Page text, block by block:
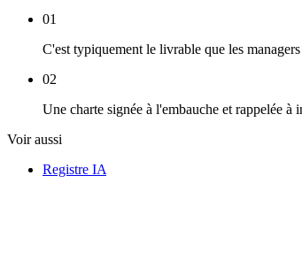
01
C'est typiquement le livrable que les
02
Une charte signée à l'embauche et rappelée
Voir aussi
Registre IA